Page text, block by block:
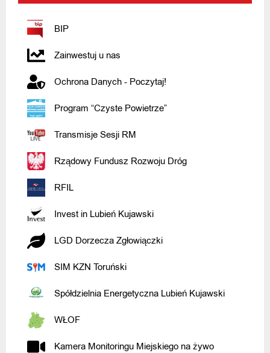
BIP
Zainwestuj u nas
Ochrona Danych - Poczytaj!
Program “Czyste Powietrze”
Transmisje Sesji RM
Rządowy Fundusz Rozwoju Dróg
RFIL
Invest in Lubień Kujawski
LGD Dorzecza Zgłowiączki
SIM KZN Toruński
Spółdzielnia Energetyczna Lubień Kujawski
WŁOF
Kamera Monitoringu Miejskiego na żywo